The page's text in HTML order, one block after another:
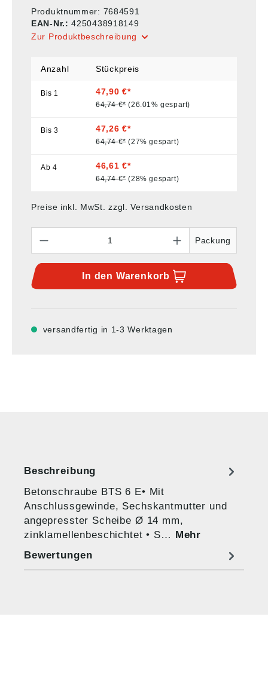
Produktnummer: 7684591
EAN-Nr.:4250438918149
Zur Produktbeschreibung
Anzahl Stückpreis
Bis 1 47,90 €*
64,74 €* (26.01% gespart)
Bis3 47,26 €*
64,74 €* (27% gespart)
Ab 4 46,61 €*
64,74 €* (28% gespart)
Preise inkl. MwSt. zzgl. Versandkosten
Packung
In den Warenkorb
versandfertig in 1-3 Werktagen
Beschreibung
Betonschraube BTS 6 E• Mit
Anschlussgewinde, Sechskantmutter und
angepresster Scheibe Ø 14 mm,
zinklamellenbeschichtet • S… Mehr
Bewertungen